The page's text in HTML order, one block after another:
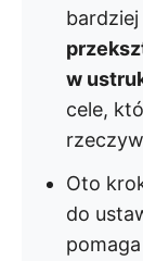
w
cele,
Oto
do